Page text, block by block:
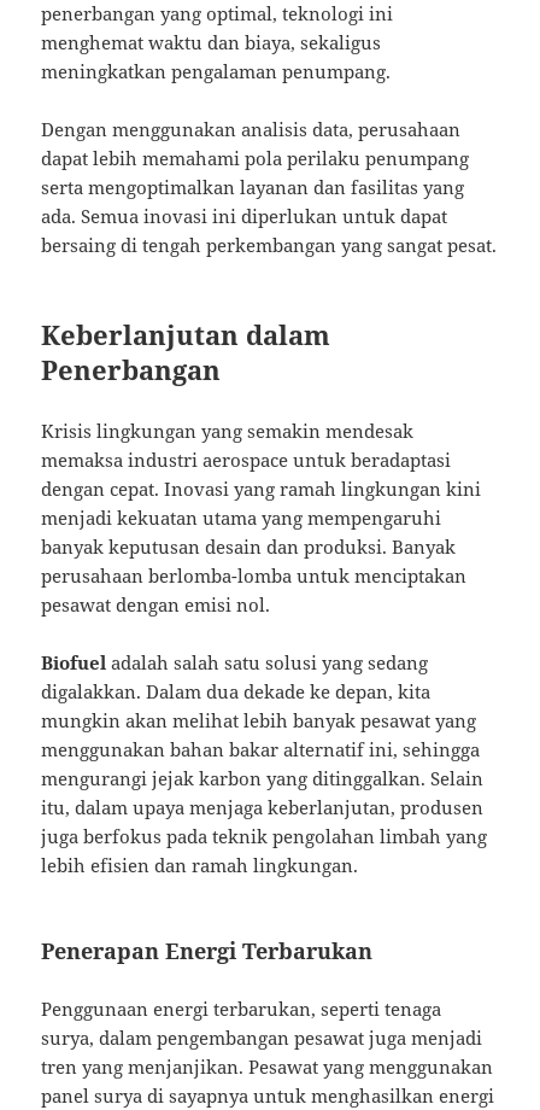
penerbangan yang optimal, teknologi ini
menghemat waktu dan biaya, sekaligus
meningkatkan pengalaman penumpang.
Dengan menggunakan analisis data, perusahaan
dapat lebih memahami pola perilaku penumpang
serta mengoptimalkan layanan dan fasilitas yang
ada. Semua inovasi ini diperlukan untuk dapat
bersaing di tengah perkembangan yang sangat pesat.
Keberlanjutan dalam
Penerbangan
Krisis lingkungan yang semakin mendesak
memaksa industri aerospace untuk beradaptasi
dengan cepat. Inovasi yang ramah lingkungan kini
menjadi kekuatan utama yang mempengaruhi
banyak keputusan desain dan produksi. Banyak
perusahaan berlomba-lomba untuk menciptakan
pesawat dengan emisi nol.
Biofuel adalah salah satu solusi yang sedang
digalakkan. Dalam dua dekade ke depan, kita
mungkin akan melihat lebih banyak pesawat yang
menggunakan bahan bakar alternatif ini, sehingga
mengurangi jejak karbon yang ditinggalkan. Selain
itu, dalam upaya menjaga keberlanjutan, produsen
juga berfokus pada teknik pengolahan limbah yang
lebih efisien dan ramah lingkungan.
Penerapan Energi Terbarukan
Penggunaan energi terbarukan, seperti tenaga
surya, dalam pengembangan pesawat juga menjadi
tren yang menjanjikan. Pesawat yang menggunakan
panel surya di sayapnya untuk menghasilkan energi